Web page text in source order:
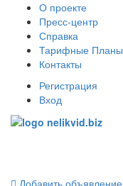
О проекте
Пресс-центр
Справка
Тарифные Планы
Контакты
Регистрация
Вход